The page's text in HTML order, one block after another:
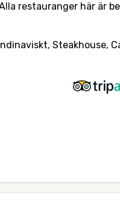
restauranger här är
Steakhouse,